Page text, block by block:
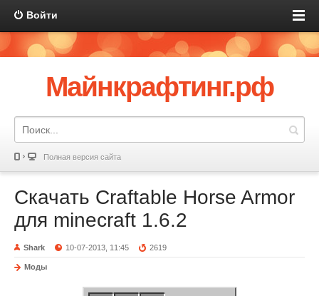
Войти
Майнкрафтинг.рф
Полная версия сайта
Скачать Craftable Horse Armor
для minecraft 1.6.2
Shark 10-07-2013, 11:45 2619
Моды